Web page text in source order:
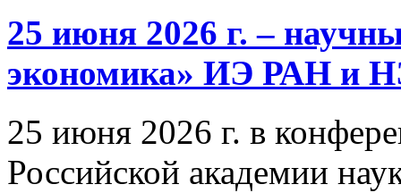
25 июня 2026 г. –
экономика» ИЭ РАН и
25 июня 2026 г. в
Российской академии